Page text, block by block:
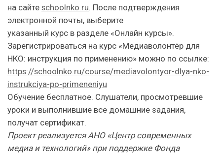
на сайте schoolnko.ru. После подтверждения
электронной почты, выберите
указанный курс в разделе «Онлайн курсы».
Зарегистрироваться на курс «Медиаволонтёр для
НКО: инструкция по применению» можно по ссылке:
https://schoolnko.ru/course/mediavolontyor-dlya-nko-
instrukciya-po-primeneniyu
Обучение бесплатное. Слушатели, просмотревшие
уроки и выполнившие все домашние задания,
получат сертификат.
Проект реализуется АНО «Центр современных
медиа и технологий» при поддержке Фонда